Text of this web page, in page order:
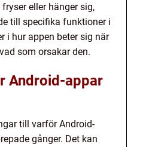
eller hänger sig,
till specifika funktioner i
i hur appen beter sig när
som orsakar den.
Android-appar
till varför Android-
gånger. Det kan